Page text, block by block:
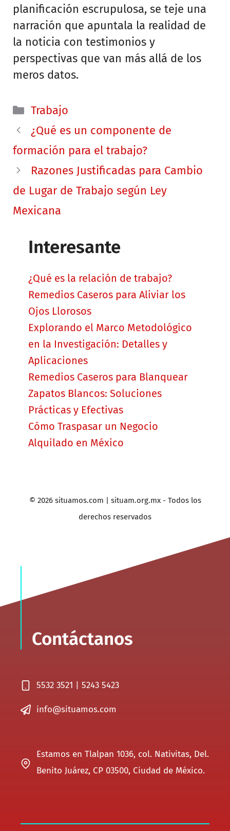
planificación escrupulosa, se teje una
narración que apuntala la realidad de
la noticia con testimonios y
perspectivas que van más allá de los
meros datos.
Categorías
Trabajo
¿Qué es un componente de
formación para el trabajo?
Razones Justificadas para Cambio
de Lugar de Trabajo según Ley
Mexicana
Interesante
¿Qué es la relación de trabajo?
Remedios Caseros para Aliviar los
Ojos Llorosos
Explorando el Marco Metodológico
en la Investigación: Detalles y
Aplicaciones
Remedios Caseros para Blanquear
Zapatos Blancos: Soluciones
Prácticas y Efectivas
Cómo Traspasar un Negocio
Alquilado en México
© 2026 situamos.com | situam.org.mx - Todos los
derechos reservados
Contáctanos
5532 3521 | 5243 5423
info@situamos.com
Estamos en Tlalpan 1036, col. Nativitas, Del.
Benito Juárez, CP 03500, Ciudad de México.